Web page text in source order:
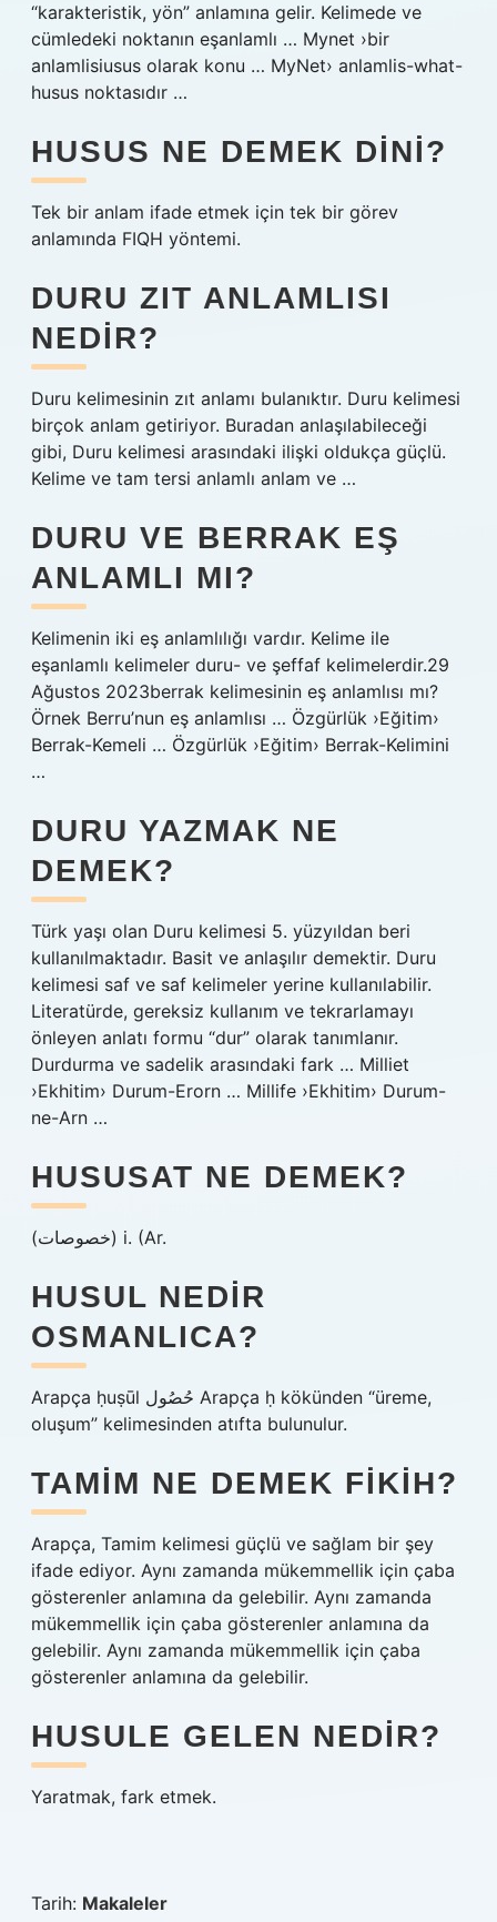
“karakteristik, yön” anlamına gelir. Kelimede ve
cümledeki noktanın eşanlamlı … Mynet ›bir
anlamlisiusus olarak konu … MyNet› anlamlis-what-
husus noktasıdır …
HUSUS NE DEMEK DINI?
Tek bir anlam ifade etmek için tek bir görev
anlamında FIQH yöntemi.
DURU ZIT ANLAMLISI
NEDIR?
Duru kelimesinin zıt anlamı bulanıktır. Duru kelimesi
birçok anlam getiriyor. Buradan anlaşılabileceği
gibi, Duru kelimesi arasındaki ilişki oldukça güçlü.
Kelime ve tam tersi anlamlı anlam ve …
DURU VE BERRAK EŞ
ANLAMLI MI?
Kelimenin iki eş anlamlılığı vardır. Kelime ile
eşanlamlı kelimeler duru- ve şeffaf kelimelerdir.29
Ağustos 2023berrak kelimesinin eş anlamlısı mı?
Örnek Berru’nun eş anlamlısı … Özgürlük ›Eğitim›
Berrak-Kemeli … Özgürlük ›Eğitim› Berrak-Kelimini
…
DURU YAZMAK NE
DEMEK?
Türk yaşı olan Duru kelimesi 5. yüzyıldan beri
kullanılmaktadır. Basit ve anlaşılır demektir. Duru
kelimesi saf ve saf kelimeler yerine kullanılabilir.
Literatürde, gereksiz kullanım ve tekrarlamayı
önleyen anlatı formu “dur” olarak tanımlanır.
Durdurma ve sadelik arasındaki fark … Milliet
›Ekhitim› Durum-Erorn … Millife ›Ekhitim› Durum-
ne-Arn …
HUSUSAT NE DEMEK?
(ﺧﺼﻮﺻﺎﺕ) i. (Ar.
HUSUL NEDIR
OSMANLICA?
Arapça ḥuṣūl حُصُول Arapça ḥ kökünden “üreme,
oluşum” kelimesinden atıfta bulunulur.
TAMIM NE DEMEK FIKIH?
Arapça, Tamim kelimesi güçlü ve sağlam bir şey
ifade ediyor. Aynı zamanda mükemmellik için çaba
gösterenler anlamına da gelebilir. Aynı zamanda
mükemmellik için çaba gösterenler anlamına da
gelebilir. Aynı zamanda mükemmellik için çaba
gösterenler anlamına da gelebilir.
HUSULE GELEN NEDIR?
Yaratmak, fark etmek.
Tarih: Makaleler